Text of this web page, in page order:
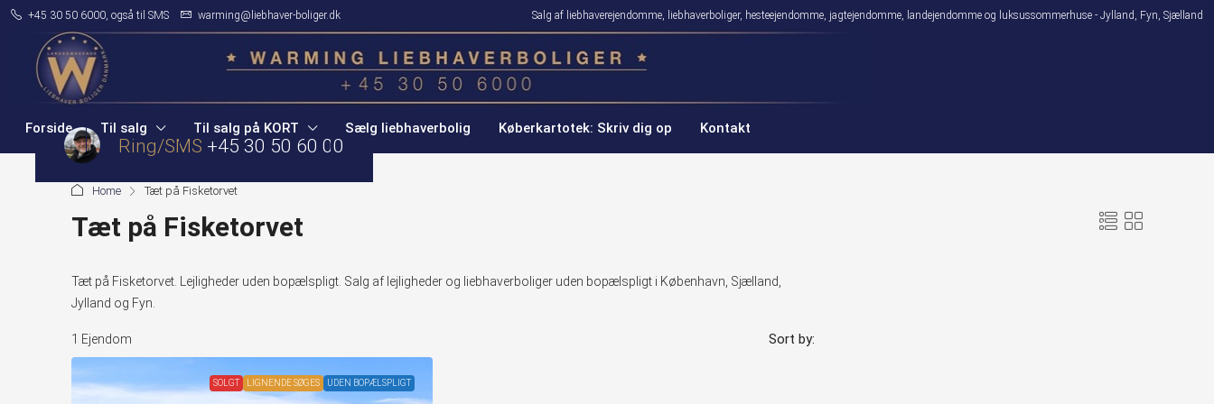
+45 30 50 6000, også til SMS warming@liebhaver-boliger.dk Salg af liebhaverejendomme, liebhaverboliger, hesteejendomme, jagtejendomme, landejendomme og luksussommerhuse - Jylland, Fyn, Sjælland
Ring/SMS +45 30 50 60 00
Forside Til salg Til salg på KORT Sælg liebhaverbolig Køberkartotek: Skriv dig op Kontakt
Home Tæt på Fisketorvet
Tæt på Fisketorvet
Tæt på Fisketorvet. Lejligheder uden bopælspligt. Salg af lejligheder og liebhaverboliger uden bopælspligt i København, Sjælland,
Jylland og Fyn.
1 Ejendom Sort by:
SOLGT LIGNENDE SØGES UDEN BOPÆLSPLIGT